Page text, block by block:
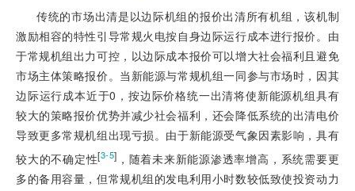
传统的市场出清是以边际机组的报价出清所有机组，该机制
激励相容的特性引导常规火电按自身边际运行成本进行报价。由
于常规机组出力可控，以边际成本报价可以增大社会福利且避免
市场主体策略报价。当新能源与常规机组一同参与市场时，因其
边际运行成本近于0，按边际价格统一出清将使新能源机组具有
较大的策略报价优势并减少社会福利，还会降低系统的出清电价
导致更多常规机组出现亏损。由于新能源受气象因素影响，具有
较大的不确定性[3-5] ，随着未来新能源渗透率增高，系统需要更
多的备用容量，但常规机组的发电利用小时数较低致使投资动力